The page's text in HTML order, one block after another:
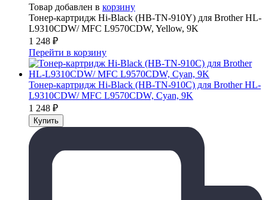
Товар добавлен в корзину
Тонер-картридж Hi-Black (HB-TN-910Y) для Brother HL-
L9310CDW/ MFC L9570CDW, Yellow, 9K
1 248 ₽
Перейти в корзину
Тонер-картридж Hi-Black (HB-TN-910C) для Brother HL-
L9310CDW/ MFC L9570CDW, Cyan, 9K
1 248 ₽